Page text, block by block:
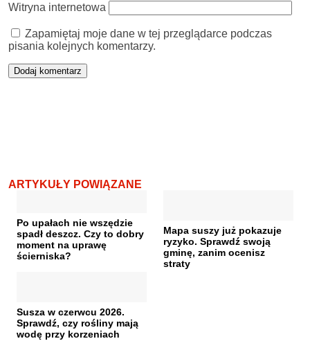
Witryna internetowa
Zapamiętaj moje dane w tej przeglądarce podczas
pisania kolejnych komentarzy.
ARTYKUŁY POWIĄZANE
Po upałach nie wszędzie
spadł deszcz. Czy to dobry
moment na uprawę
ścierniska?
Mapa suszy już pokazuje
ryzyko. Sprawdź swoją
gminę, zanim ocenisz
straty
Susza w czerwcu 2026.
Sprawdź, czy rośliny mają
wodę przy korzeniach